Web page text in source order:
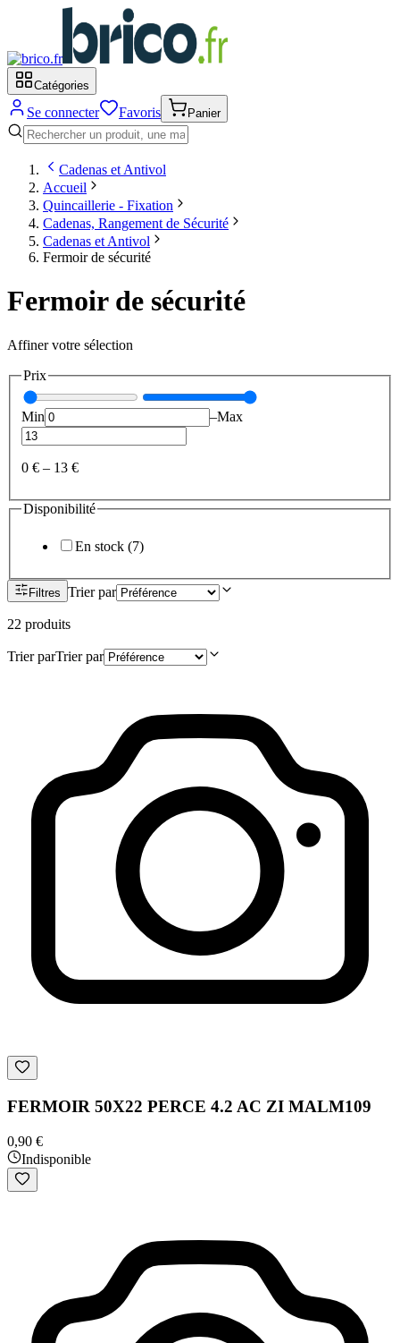
Catégories
Se connecter Favoris Panier
Cadenas et Antivol
Accueil
Quincaillerie - Fixation
Cadenas, Rangement de Sécurité
Cadenas et Antivol
Fermoir de sécurité
Fermoir de sécurité
Affiner votre sélection
Prix
Min –Max
0 € – 13 €
Disponibilité
En stock (7)
Filtres Trier par
22 produits
Trier parTrier par
FERMOIR 50X22 PERCE 4.2 AC ZI MALM109
0,90 €
Indisponible